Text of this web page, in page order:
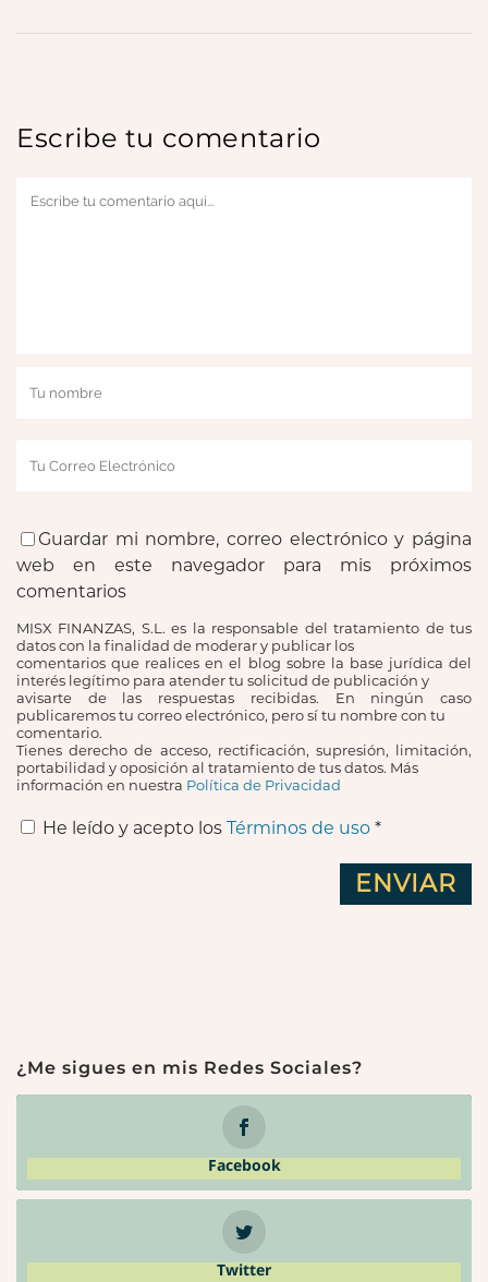
Escribe tu comentario
Guardar mi nombre, correo electrónico y página
web en este navegador para mis próximos
comentarios
MISX FINANZAS, S.L. es la responsable del tratamiento de tus
datos con la finalidad de moderar y publicar los
comentarios que realices en el blog sobre la base jurídica del
interés legítimo para atender tu solicitud de publicación y
avisarte de las respuestas recibidas. En ningún caso
publicaremos tu correo electrónico, pero sí tu nombre con tu
comentario.
Tienes derecho de acceso, rectificación, supresión, limitación,
portabilidad y oposición al tratamiento de tus datos. Más
información en nuestra Política de Privacidad
He leído y acepto los Términos de uso *
¿Me sigues en mis Redes Sociales?
Facebook
Twitter